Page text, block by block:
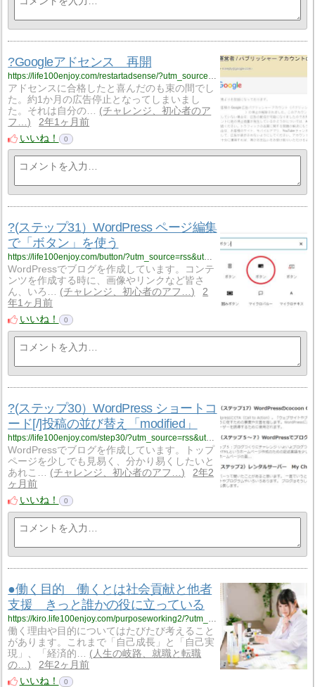
?Googleアドセンス 再開
https://life100enjoy.com/restartadsense/?utm_source=rss&utm_medium=rss&utm_campaign=restartadsense
アドセンスに合格したと喜んだのも束の間でし
た。約1か月の広告停止となってしまいまし
た。それは自分の…
チャレンジ、初心者のア
フ…
2年1ヶ月前
いいね！
0
?(ステップ31）WordPress ページ編集
で「ボタン」を使う
https://life100enjoy.com/button/?utm_source=rss&utm_medium=rss&utm_campaign=button
WordPressでブログを作成しています。コンテ
ンツを作成する時に、画像やリンクなど皆さ
ん、いろ…
チャレンジ、初心者のアフ…
2
年1ヶ月前
いいね！
0
?(ステップ30）WordPress ショートコ
ード[/]投稿の並び替え「modified」
https://life100enjoy.com/step30/?utm_source=rss&utm_medium=rss&utm_campaign=step30
WordPressでブログを作成しています。トップ
ページを少しでも見易く、分かり易くしたいと
あれこ…
チャレンジ、初心者のアフ…
2年2
ヶ月前
いいね！
0
●働く目的 働くとは社会貢献と他者
支援 きっと誰かの役に立っている
https://kiro.life100enjoy.com/purposeworking2/?utm_source=rss&utm_medium=rss&utm_campaign=purposeworking2
働く理由や目的についてはたびたび考えること
があります。これまで「自己成長」と「自己実
現」、「経済的…
人生の岐路、就職と転職
の…
2年2ヶ月前
いいね！
0